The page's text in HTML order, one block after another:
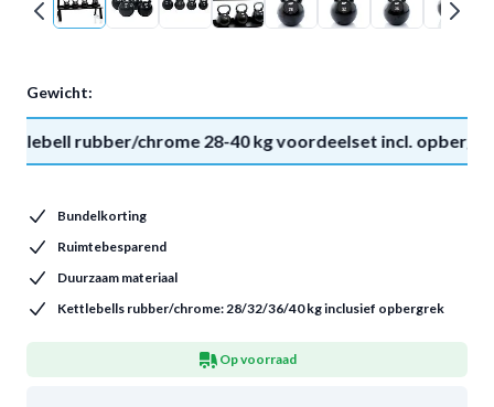
Gewicht:
rubber/chrome 28-40 kg voordeelset incl.
Bundelkorting
Ruimtebesparend
Duurzaam materiaal
Kettlebells rubber/chrome: 28/32/36/40 kg inclusief opbergrek
Op voorraad